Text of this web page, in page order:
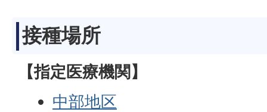
接種場所
【指定医療機関】
中部地区